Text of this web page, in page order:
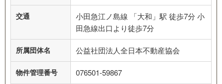
交通
小田急江ノ島線 「大和」駅 徒歩7分 小
田急線出口より徒歩7分
所属団体名 公益社団法人全日本不動産協会
物件管理番号 076501-59867